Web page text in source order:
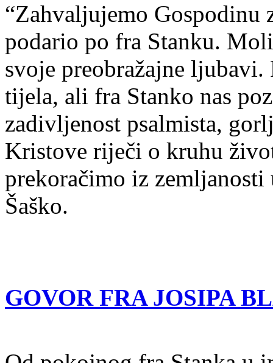
“Zahvaljujemo Gospodinu
podario po fra Stanku.
svoje preobražajne
tijela, ali fra Stanko nas
zadivljenost psalmista,
Kristove riječi o kruhu
prekoračimo iz
Šaško.
GOVOR FRA JOSIPA